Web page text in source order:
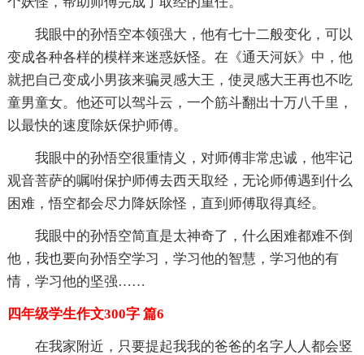
我眼中的孙悟空本领强大，他有七十二般变化，可以
变成各种各样的模样来迷惑妖怪。在《通天河妖》中，他
就把自己变成小男孩来骗灵感大王，使灵感大王再也不吃
童男童女。他还可以驾斗云，一个筋斗翻出十万八千里，
以最快的速度除妖保护师傅。
我眼中的孙悟空很重情义，对师傅非常忠诚，他牢记
观音菩萨的嘱咐保护师傅去西天取经，无论师傅遇到什么
困难，悟空都会尽力降妖除怪，直到师傅取得真经。
我眼中的孙悟空简直是太神奇了，什么困难都难不倒
他，我也要向孙悟空学习，学习他的智慧，学习他的有
情，学习他的坚强……
四年级学生作文300字 篇6
在我家附近，只要提起我我的爸爸的名字人人都会竖